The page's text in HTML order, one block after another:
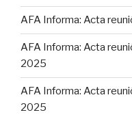
AFA Informa: Acta
AFA Informa: Acta
2025
AFA Informa: Acta
2025